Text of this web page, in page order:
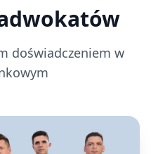
doświadczeniem w